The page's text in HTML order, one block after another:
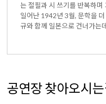
는 절필과 시 쓰기를 반복하며
일어난 1942년 3월, 문학을
규와 함께 일본으로 건너가는
공연장 찾아오시